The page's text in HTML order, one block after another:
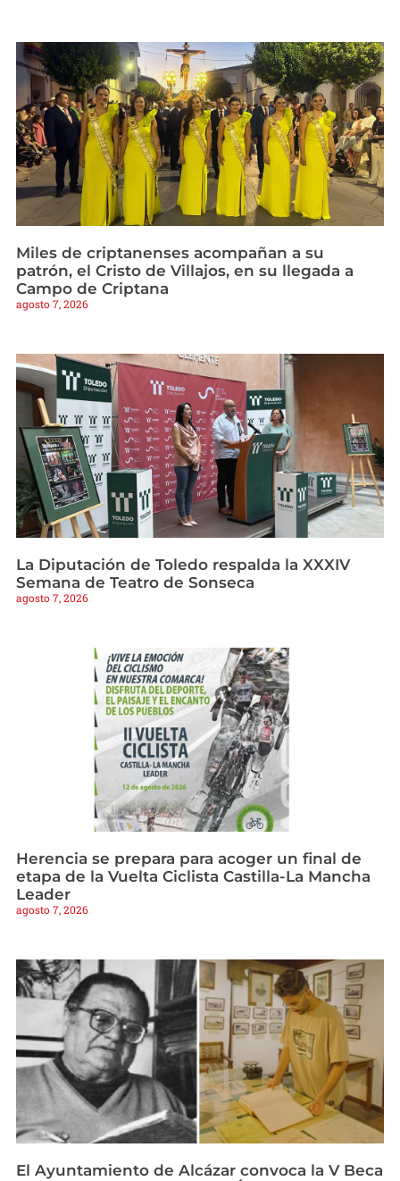
Miles de criptanenses acompañan a su
patrón, el Cristo de Villajos, en su llegada a
Campo de Criptana
agosto 7, 2026
La Diputación de Toledo respalda la XXXIV
Semana de Teatro de Sonseca
agosto 7, 2026
Herencia se prepara para acoger un final de
etapa de la Vuelta Ciclista Castilla-La Mancha
Leader
agosto 7, 2026
El Ayuntamiento de Alcázar convoca la V Beca